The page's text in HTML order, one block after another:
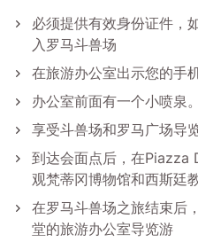
必须提供有效身份证件，
入罗马斗兽场
在旅游办公室出示您的手
办公室前面有一个小喷泉
享受斗兽场和罗马广场导
到达会面点后，在Piazza
观梵蒂冈博物馆和西斯廷
在罗马斗兽场之旅结束后
堂的旅游办公室导览游